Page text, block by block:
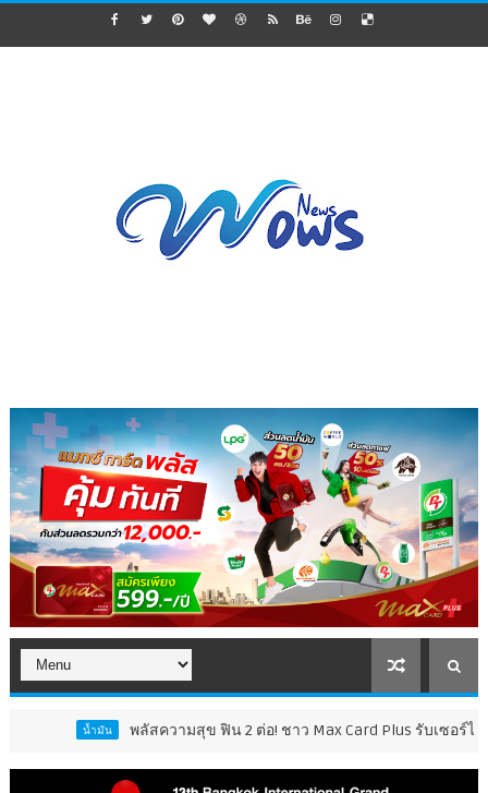
พลัสความสุข ฟิน 2 ต่อ! ชาว Max Card Plus รับเซอร์ไพรส์คุ้ม 2 เด้ง รั